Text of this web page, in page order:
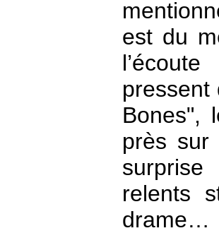
est du
pressent
Bones",
près sur
relents
drame…